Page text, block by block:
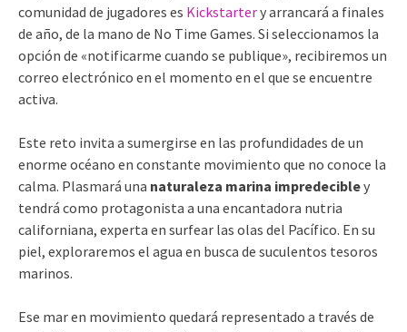
comunidad de jugadores es Kickstartery arrancará a finales
de año, de la mano de No Time Games. Si seleccionamos la
opción de «notificarme cuando se publique», recibiremos un
correo electrónico en el momento en el que se encuentre
activa.
Este reto invita a sumergirse en las profundidades de un
enorme océano en constante movimiento que no conoce la
calma. Plasmará una naturaleza marina impredecibley
tendrá como protagonista a una encantadora nutria
californiana, experta en surfear las olas del Pacífico. En su
piel, exploraremos el agua en busca de suculentos tesoros
marinos.
Ese mar en movimiento quedará representado a través de